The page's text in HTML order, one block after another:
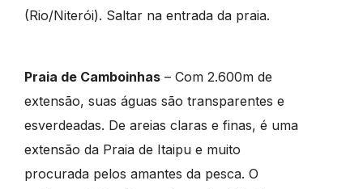
(Rio/Niterói). Saltar na entrada da praia.
Praia de Camboinhas– Com 2.600m de
extensão, suas águas são transparentes e
esverdeadas. De areias claras e finas, é uma
extensão da Praia de Itaipu e muito
procurada pelos amantes da pesca. O